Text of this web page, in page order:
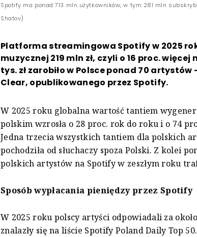
Spotify ma ponad 713 mln użytkowników, w tym 281 mln
Shatov)
Platforma streamingowa Spotify w 2025
muzycznej 219 mln zł, czyli o 16 proc.
tys. zł zarobiło w Polsce ponad 70
Clear, opublikowanego przez Spotify.
W 2025 roku globalna wartość tantiem
polskim wzrosła o 28 proc. rok do roku i o 74
Jedna trzecia wszystkich tantiem dla polskich
pochodziła od słuchaczy spoza Polski. Z kolei
polskich artystów na Spotify w zeszłym roku
Sposób wypłacania pieniędzy przez Spotify
W 2025 roku polscy artyści odpowiadali za
znalazły się na liście Spotify Poland Daily Top